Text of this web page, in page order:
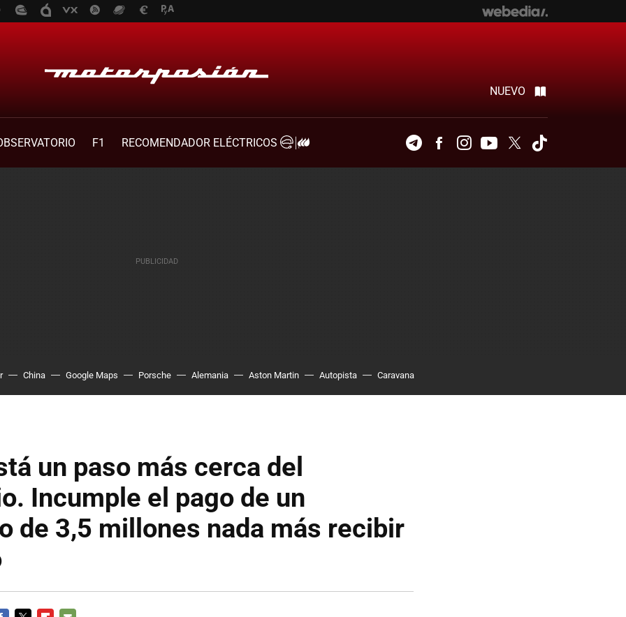
NUEVO
F1 RECOMENDADOR ELÉCTRICOS TelegramFacebookInstagramYoutubeTwitter
China Google Maps Porsche Alemania Aston Martin Autopista Caravana
un paso más cerca del
Incumple el pago de un
de 3,5 millones nada más recibir